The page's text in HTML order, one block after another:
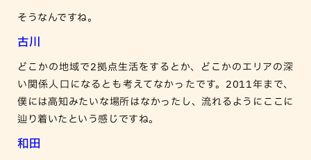
そうなんですね。
古川
どこかの地域で2拠点生活をするとか、どこかのエリアの深
い関係人口になるとも考えてなかったです。2011年まで、
僕には高知みたいな場所はなかったし、流れるようにここに
辿り着いたという感じですね。
和田